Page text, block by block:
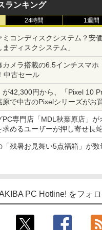
ランキング
24時間 1週間
ミコンディスクシステム？安
ディスクシステム」
カメラ搭載の6.5インチスマホ
中古セール
が42,300円から、「Pixel 10
原で中古のPixelシリーズがお
PC専門店「MDL秋葉原店」
求めるユーザーが押し寄せ長
「残暑お見舞い5点福箱」が数
PC Hotline! をフォ